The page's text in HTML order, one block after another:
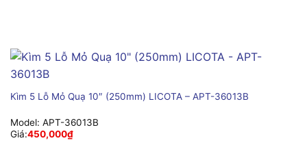
Kìm 5 Lỗ Mỏ Quạ 10″ (250mm) LICOTA – APT-36013B
Model: APT-36013B
Giá:450,000₫